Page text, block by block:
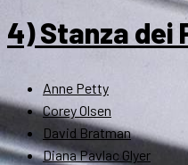
4) Stanza dei
Anne Petty
Corey Olsen
David Bratman
Diana Pavlac Glyer